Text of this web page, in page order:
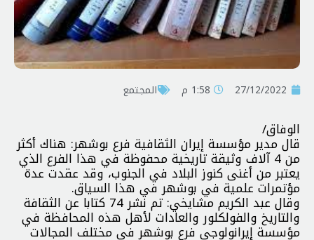
27/12/2022 1:58 م المجتمع
الوفاق/
قال مدير مؤسسة إيران الثقافية فرع بوشهر: هناك أكثر
من 4 آلاف وثيقة تاريخية محفوظة في هذا الفرع الذي
يعتبر من أغنى كنوز البلاد في الجنوب، وقد عقدت عدة
مؤتمرات علمية في بوشهر في هذا السياق.
وقال عبد الكريم مشايخي: تم نشر 74 كتابا عن الثقافة
والتاريخ والفولكلور والعادات لأهل هذه المحافظة في
مؤسسة إيرانولوجي فرع بوشهر في مختلف المجالات